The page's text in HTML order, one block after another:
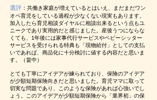
選評 ：共働き家庭が増えているとはいえ、まだまだワン
オペ育児をしている過程が少なくない現実もあります。
加入したら育児相談ダイヤルに相談出来るという点もユ
ニークであり実用的だと感じました。産後うつにならな
くても、1年後には家事代行サービスやベビーシッター
サービスを受けられる特典も「現物給付」としての支払
いであれば、商品化に十分検討に値する内容だと思いま
す。（畠中）
とても丁寧にアイデアが練られており、保険のアイデア
が少額短期保険向きだと思いました。育児ママに取って
切実な問題であり、このような保険があれば心強いでし
ょう。このアイデアが少額短期保険から「業界初」の保